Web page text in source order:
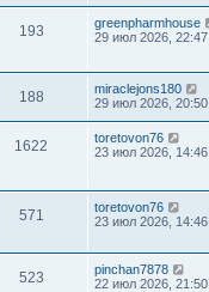
193
greenpharmhouse
29 июл 2026, 22:47
188
miraclejons180
29 июл 2026, 20:50
1622
toretovon76
23 июл 2026, 14:46
571
toretovon76
23 июл 2026, 14:46
523
pinchan7878
22 июл 2026, 21:50